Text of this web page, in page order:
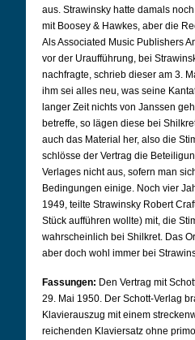
aus. Strawinsky hatte damals
mit Boosey & Hawkes, aber die
Als Associated Music Publishers
vor der Uraufführung, bei
nachfragte, schrieb dieser am 3.
ihm sei alles neu, was seine
langer Zeit nichts von Janssen
betreffe, so lägen diese bei
auch das Material her, also die
schlösse der Vertrag die
Verlages nicht aus, sofern man
Bedingungen einige. Noch vier
1949, teilte Strawinsky Robert
Stück aufführen wollte) mit, die
wahrscheinlich bei Shilkret. Das
aber doch wohl immer bei
Fassungen: Den Vertrag mit
29. Mai 1950. Der Schott-Verlag
Klavierauszug mit einem
reichenden Klaviersatz ohne